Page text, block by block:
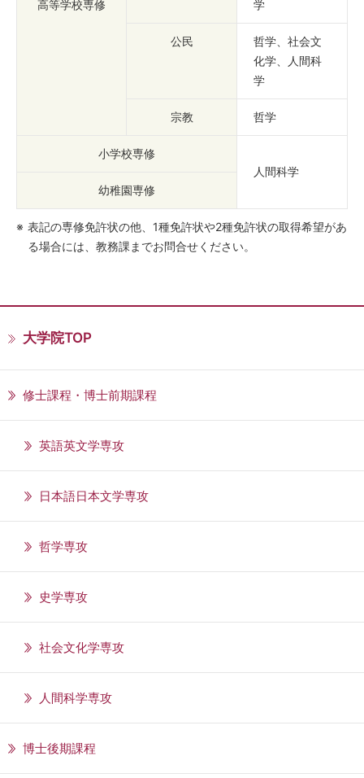
高等学校専修 学
公民
哲学、社会文
化学、人間科
学
宗教 哲学
小学校専修
人間科学
幼稚園専修
※ 表記の専修免許状の他、1種免許状や2種免許状の取得希望があ
る場合には、教務課までお問合せください。
大学院TOP
修士課程・博士前期課程
英語英文学専攻
日本語日本文学専攻
哲学専攻
史学専攻
社会文化学専攻
人間科学専攻
博士後期課程